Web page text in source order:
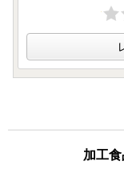
〒825-8501 福岡
田川市役所 産業
ふるさと納税担当
加工